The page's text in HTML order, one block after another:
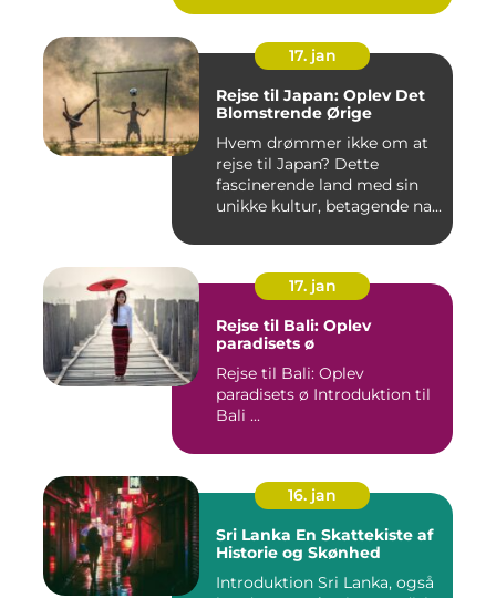
17. jan
Rejse til Japan: Oplev Det
Blomstrende Ørige
Hvem drømmer ikke om at
rejse til Japan? Dette
fascinerende land med sin
unikke kultur, betagende na...
17. jan
Rejse til Bali: Oplev
paradisets ø
Rejse til Bali: Oplev
paradisets ø Introduktion til
Bali ...
16. jan
Sri Lanka En Skattekiste af
Historie og Skønhed
Introduktion Sri Lanka, også